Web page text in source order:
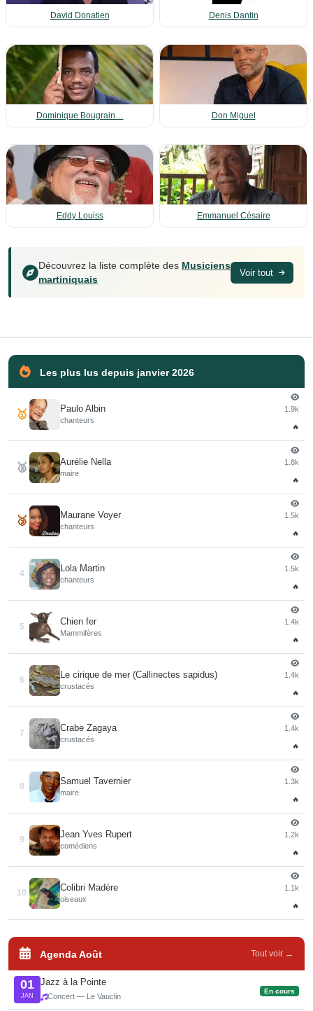
David Donatien Denis Dantin
Dominique Bougrain… Don Miguel
Eddy Louiss Emmanuel Césaire
Découvrez la liste complète des Musiciens
martiniquais
Voir tout
Les plus lus depuis janvier 2026
🥇 Paulo Albin
chanteurs
1.9k
🔥
🥈 Aurélie Nella
maire
1.8k
🔥
🥉 Maurane Voyer
chanteurs
1.5k
🔥
4
Lola Martin
chanteurs
1.5k
🔥
5
Chien fer
Mammifères
1.4k
🔥
6
Le cirique de mer (Callinectes sapidus)
crustacés
1.4k
🔥
7
Crabe Zagaya
crustacés
1.4k
🔥
8
Samuel Tavernier
maire
1.3k
🔥
9
Jean Yves Rupert
comédiens
1.2k
🔥
10
Colibri Madére
oiseaux
1.1k
🔥
Agenda Août Tout voir →
01
JAN
Jazz à la Pointe
Concert — Le Vauclin
En cours